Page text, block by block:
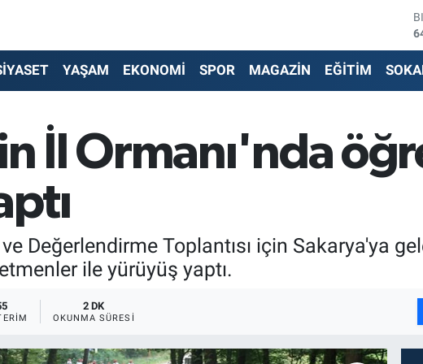
YAŞAM EKONOMİ SPOR MAGAZİN EĞİTİM
İl Ormanı'nda
Değerlendirme Toplantısı için Sakarya'ya
ile yürüyüş yaptı.
2 DK
OKUNMA SÜRESI